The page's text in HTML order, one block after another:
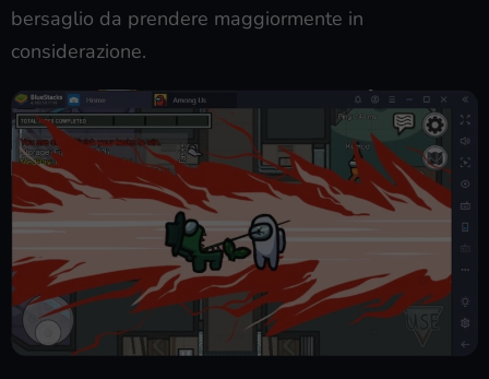
bersaglio da prendere maggiormente in
considerazione.